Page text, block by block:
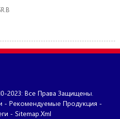
2023: Все Права Защищены.
- Рекомендуемые Продукция -
- Sitemap.xml